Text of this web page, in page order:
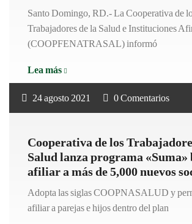
Santo Domingo, RD.- La Cooperativa de
Trabajadores de la Salud e Instituciones
(COOPFENATRASAL) informó
Lea más "Socios
de
la
Cooperativa
los
Trabajadores
de
la
Salud
24 agosto 2021 0 Comentarios
Cooperativa de los
Salud lanza programa «Suma»
afiliar a más de 5,000 nuevos
Adopta las siglas COOPNASALUD y
afiliar a parejas e hijos dentro del plan